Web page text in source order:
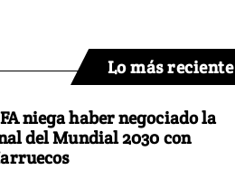
Lo más reciente
niega haber negociado la
del Mundial 2030 con